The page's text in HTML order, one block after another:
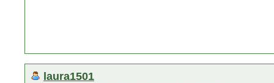
laura1501